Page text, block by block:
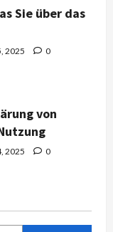
Sie über das
2025 0
von
2025 0